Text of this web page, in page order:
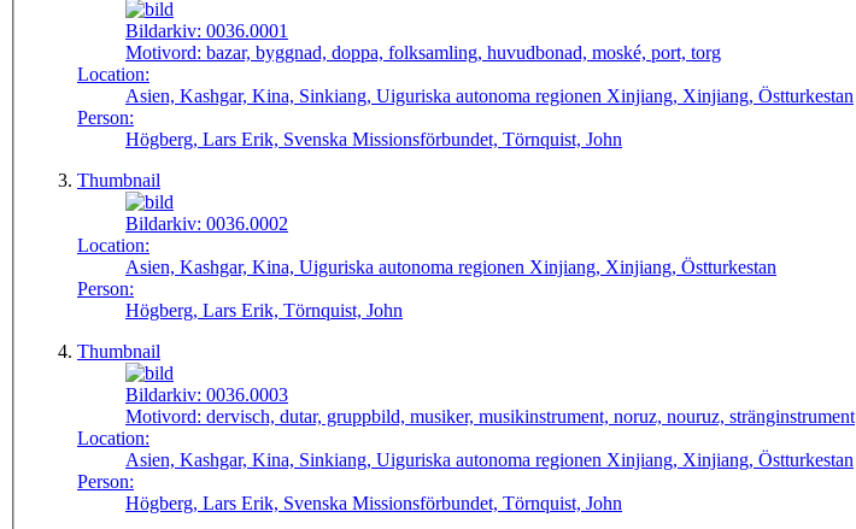
Bildarkiv: 0036.0001
Motivord: bazar, byggnad, doppa, folksamling, huvudbonad, moské, port, torg
Location:
Asien, Kashgar, Kina, Sinkiang, Uiguriska autonoma regionen Xinjiang, Xinjiang, Östturkestan
Person:
Högberg, Lars Erik, Svenska Missionsförbundet, Törnquist, John
Thumbnail
Bildarkiv: 0036.0002
Location:
Asien, Kashgar, Kina, Uiguriska autonoma regionen Xinjiang, Xinjiang, Östturkestan
Person:
Högberg, Lars Erik, Törnquist, John
Thumbnail
Bildarkiv: 0036.0003
Motivord: dervisch, dutar, gruppbild, musiker, musikinstrument, noruz, nouruz, stränginstrument
Location:
Asien, Kashgar, Kina, Sinkiang, Uiguriska autonoma regionen Xinjiang, Xinjiang, Östturkestan
Person:
Högberg, Lars Erik, Svenska Missionsförbundet, Törnquist, John